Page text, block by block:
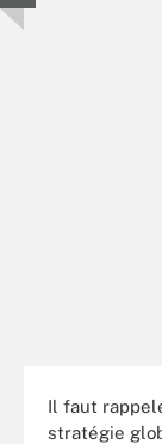
Il faut
stratégie